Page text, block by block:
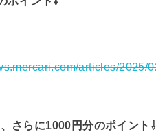
articles/2025/
さらに1000円分のポイント⇩